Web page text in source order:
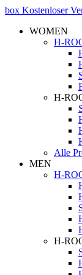
box Kostenloser
WOMEN
H-
H-
Alle
MEN
H-
H-